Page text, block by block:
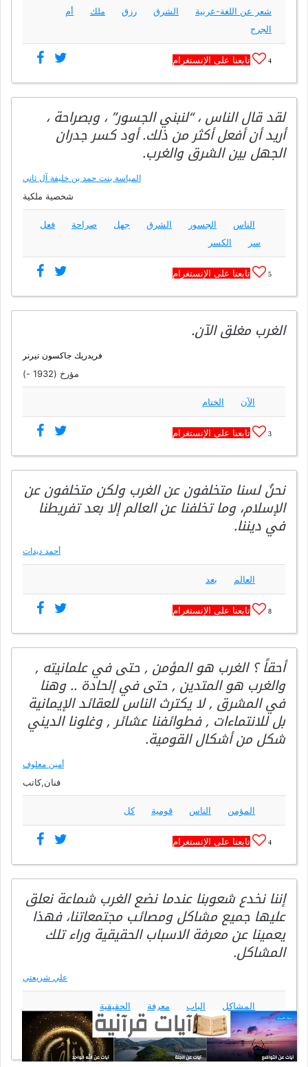
شعر عن اللغة-عربية الشرق رزق ملك
أم
الجرح
4 تابعنا على الإنستغرام
لقد قال الناس ، “لنبني الجسور” ، وبصراحة ،
أريد أن أفعل أكثر من ذلك. أود كسر جدران
الجهل بين الشرق والغرب.
المياسة بنت حمد بن خليفة آل ثاني
شخصية ملكية
الناس الجسور الشرق جهل صراحة
فعل
سر
الكسر
5 تابعنا على الإنستغرام
الغرب مغلق الآن.
فريدريك جاكسون تيرنر
مؤرخ (1932 -)
الآن الختام
3 تابعنا على الإنستغرام
‏نحنُ لسنا متخلفون عن الغرب ولكن متخلفون عن
الإسلام، وما تخلفنا عن العالم إلا بعد تفريطنا
في ديننا.
أحمد ديدات
العالم بعد
8 تابعنا على الإنستغرام
أحقاً ؟ الغرب هو المؤمن , حتى في علمانيته ,
والغرب هو المتدين , حتى في إلحادة .. وهنا
في المشرق , لا يكترث الناس للعقائد الإيمانية
بل للانتماءات , فطوائفنا عشائر , وغلونا الديني
شكل من أشكال القومية.
أمين معلوف
فنان,كاتب
المؤمن الناس قومية كل
4 تابعنا على الإنستغرام
إننا نخدع شعوبنا عندما نضع الغرب شماعة نعلق
عليها جميع مشاكل ومصائب مجتمعاتنا، فهذا
يعمينا عن معرفة الاسباب الحقيقية وراء تلك
المشاكل.
علي شريعتي
المشاكل الباب معرفة الحقيقية
9 تابعنا على الإنستغرام